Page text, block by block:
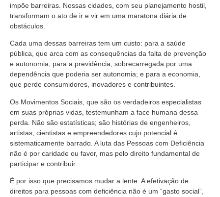
impõe barreiras. Nossas cidades, com seu planejamento hostil,
transformam o ato de ir e vir em uma maratona diária de
obstáculos.
Cada uma dessas barreiras tem um custo: para a saúde
pública, que arca com as consequências da falta de prevenção
e autonomia; para a previdência, sobrecarregada por uma
dependência que poderia ser autonomia; e para a economia,
que perde consumidores, inovadores e contribuintes.
Os Movimentos Sociais, que são os verdadeiros especialistas
em suas próprias vidas, testemunham a face humana dessa
perda. Não são estatísticas; são histórias de engenheiros,
artistas, cientistas e empreendedores cujo potencial é
sistematicamente barrado. A luta das Pessoas com Deficiência
não é por caridade ou favor, mas pelo direito fundamental de
participar e contribuir.
É por isso que precisamos mudar a lente. A efetivação de
direitos para pessoas com deficiência não é um “gasto social”,